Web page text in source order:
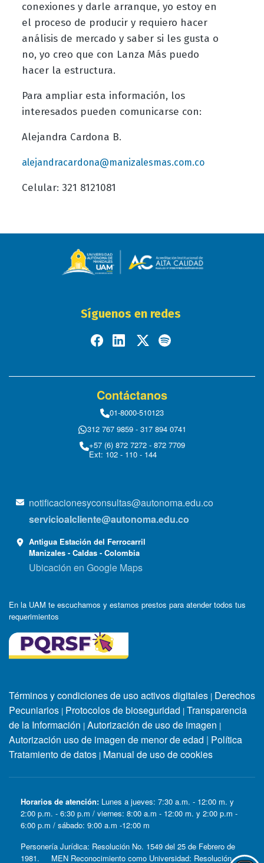
conexiones y darle arranque, yo estoy en
el proceso de producir y requiero hacer
análisis de mercado y saber si les gusta o
no, yo creo que con Lanza Más puedo
hacer la estructura.
Para ampliar esta información, los
interesados pueden comunicarse con:
Alejandra Cardona B.
alejandracardona@manizalesmas.com.co
Celular: 321 8121081
Síguenos en redes
Contáctanos
01-8000-510123
312 767 9859 - 317 894 0741
+57 (6) 872 7272 - 872 7709
Ext: 102 - 110 - 144
notificacionesyconsultas@autonoma.edu.co
servicioalcliente@autonoma.edu.co
Antigua Estación del Ferrocarril
Manizales - Caldas - Colombia
Ubicación en Google Maps
En la UAM te escuchamos y estamos prestos para atender todos tus
requerimientos
Términos y condiciones de uso activos digitales | Derechos
Pecuniarios | Protocolos de bioseguridad | Transparencia
de la Información | Autorización de uso de imagen |
Autorización uso de imagen de menor de edad | Política
Tratamiento de datos | Manual de uso de cookies
Horarios de atención: Lunes a jueves: 7:30 a.m. - 12:00 m. y
2:00 p.m. - 6:30 p.m / viernes: 8:00 a.m - 12:00 m. y 2:00 p.m -
6:00 p.m / sábado: 9:00 a.m -12:00 m
Personería Jurídica: Resolución No. 1549 del 25 de Febrero de
1981. MEN Reconocimiento como Universidad: Resolución